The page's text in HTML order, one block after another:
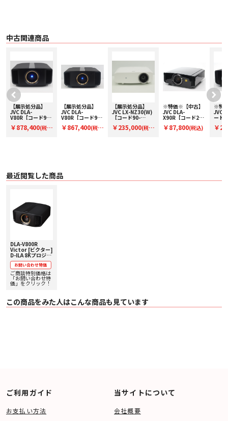
〇 本体色 ブラック
〇 表示デバイス 第三世代 0.69型 4K「D-ILA」デバイス（4,096×2,160）×3
〇 表示解像度 8,192x4,320(8K/e-shiftX)
〇 レンズ
・ 2倍電動
・ ズーム・フォーカス
・ オールガラスレンズ
・ 口径 65ｍｍ
〇 レンズシフト 上下 80％、左右 34％（電動）
〇 投写サイズ 60 型 ～ 200 型
〇 光源 BLU-Escent (レーザーダイオード)
〇 明るさ 2,700lm
〇 入力端子 HDMI 2 (48Gbps/HDCP2.3 対応)
〇 出力端子
〇 制御端子
・ RS-232C 1 (Dsub-9pin)
・ LAN 1 (RJ45)
〇 サービス端子 Service 1 (USB TypeA) ＊ファームアップ・設定バックアップ
・ デジタル
480p、576p、720p 60/50、1080i 60/50、
1080p 120/100/60/50/30/25/24、
2560×1440p 120/60
3840×2160p 120/100/60/50/30/25/24、
4096×2160p 120/100/60/50/30/25/24、
7680×4320p 60/50/48/30/25/24
・ フレームパッキング 720p 60/50、1080p 24
・ サイドバイサイド 720p 60/50、1080p 60/50/24、1080i 60/50
中古関連商品
【展示処分品】
JVC DLA-
V80R【コード90-
ロジェクター
￥878,400(税
【展示処分品】
JVC DLA-
V80R【コード91-
ロジェクター
￥867,400(税
【展示処分品】
JVC LX-NZ30(W)
【コード90-
ーザープロジェク
￥235,000(税
※特価※【中古】
JVC DLA-
X90R【コード22-
ロジェクター
￥87,800(税込)
※特
JVC
ード
ター
￥
最近閲覧した商品
DLA-V800R
Victor [ビクター]
D-ILA 8Kプロジェ
クター 下取り査定
額20%アップ実施
中！【価格、納期
お問い合わせ用ペ
ージ】
お問い合わせ特価
ご商談特別価格は
「お問い合わせ特
価」をクリック！
この商品をみた人はこんな商品も見ています
ご利用ガイド
お支払い方法
当サイトについて
会社概要